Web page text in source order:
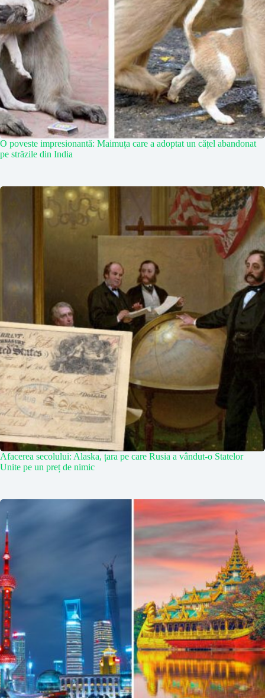
O poveste impresionantă: Maimuța care a adoptat un cățel abandonat
pe străzile din India
Afacerea secolului: Alaska, țara pe care Rusia a vândut-o Statelor
Unite pe un preț de nimic